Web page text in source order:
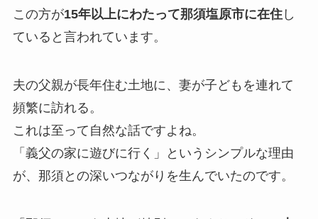
この方が15年以上にわたって那須塩原市に在住し
ていると言われています。
夫の父親が長年住む土地に、妻が子どもを連れて
頻繁に訪れる。
これは至って自然な話ですよね。
「義父の家に遊びに行く」というシンプルな理由
が、那須との深いつながりを生んでいたのです。